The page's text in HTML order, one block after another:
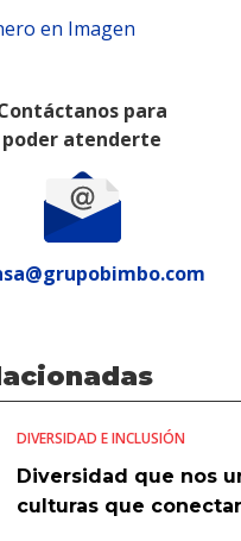
en Imagen
para
poder atenderte
DIVERSIDAD E INCLUSIÓN
Diversidad que nos
culturas que